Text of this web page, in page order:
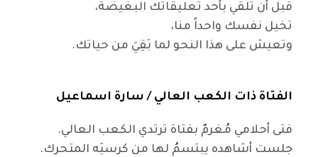
قبل أن تلقي بأحد تعليقاتك البغيضة،
تخيل نفسك واحداً منا،
وتعيش على هذا النحو لما بَقِيَ من حياتك.
الفتاة ذات الكعب العالي / سارة اسماعيل
فتى أحلامي مُغرمٌ بفتاة ترتدي الكعب العالي.
جلست أشاهده يبتسمُ لها من كرسيَه المتحرك.